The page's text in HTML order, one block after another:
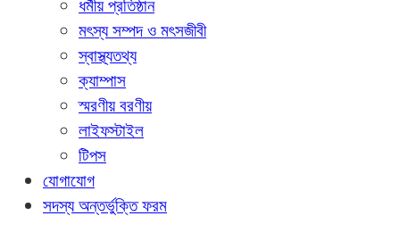
ধর্মীয় প্রতিষ্ঠান
মৎস্য সম্পদ ও মৎসজীবী
স্বাস্থ্যতথ্য
ক্যাম্পাস
স্মরণীয় বরণীয়
লাইফস্টাইল
টিপস
যোগাযোগ
সদস্য অন্তর্ভুক্তি ফরম